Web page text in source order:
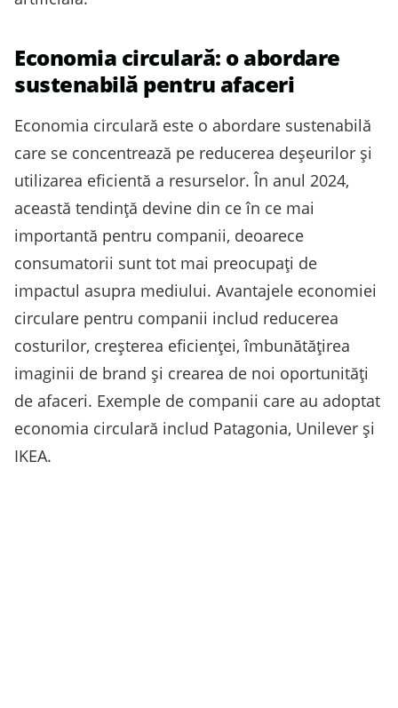
Economia circulară: o abordare
sustenabilă pentru afaceri
Economia circulară este o abordare sustenabilă
care se concentrează pe reducerea deșeurilor și
utilizarea eficientă a resurselor. În anul 2024,
această tendință devine din ce în ce mai
importantă pentru companii, deoarece
consumatorii sunt tot mai preocupați de
impactul asupra mediului. Avantajele economiei
circulare pentru companii includ reducerea
costurilor, creșterea eficienței, îmbunătățirea
imaginii de brand și crearea de noi oportunități
de afaceri. Exemple de companii care au adoptat
economia circulară includ Patagonia, Unilever și
IKEA.